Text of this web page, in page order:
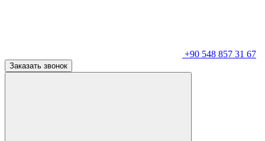
+90 548 857 31 67
Заказать звонок